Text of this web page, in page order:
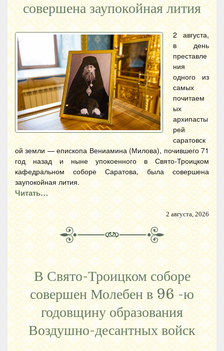
совершена заупокойная лития
2 августа,
в день
преставле
ния
одного из
самых
почитаем
ых
архипасты
рей
саратовск
ой земли — епископа Вениамина (Милова), почившего 71
год назад и ныне упокоенного в Свято-Троицком
кафедральном соборе Саратова, была совершена
заупокойная лития.
Читать…
2 августа, 2026
В Свято-Троицком соборе
совершен Молебен в 96 -ю
годовщину образования
Воздушно-десантных войск